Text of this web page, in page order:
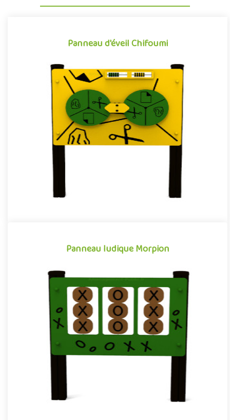
Panneau d'éveil Chifoumi
Panneau d'éveil Chifoumi
Structure pour aires de jeux extérieurs, le Chifoumi est un
panneau d'éveil et de manipulation matérialisant le célèbre jeu d..
Panneau ludique Morpion
Panneau ludique Morpion
Panneau ludique pour les aires de jeux extérieurs reprenant le
célèbre jeu de stratégie Tic-Tac-Toe communément appelé
"Morpi..